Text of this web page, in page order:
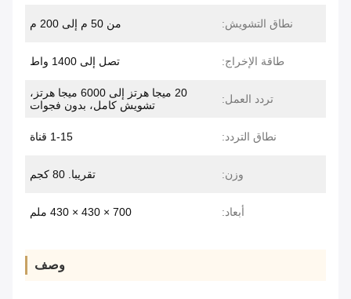
نطاق التشويش: من 50 م إلى 200 م
طاقة الإخراج: تصل إلى 1400 واط
تردد العمل:
20 ميجا هرتز إلى 6000 ميجا هرتز،
تشويش كامل، بدون فجوات
نطاق التردد: 1-15 قناة
وزن: تقريبا. 80 كجم
أبعاد: 700 × 430 × 430 ملم
وصف